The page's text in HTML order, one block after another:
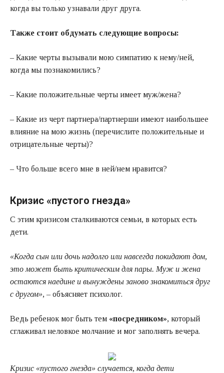
когда вы только узнавали друг друга.
Также стоит обдумать следующие вопросы:
– Какие черты вызывали мою симпатию к нему/ней,
когда мы познакомились?
– Какие положительные черты имеет муж/жена?
– Какие из черт партнера/партнерши имеют наибольшее
влияние на мою жизнь (перечислите положительные и
отрицательные черты)?
– Что больше всего мне в ней/нем нравится?
Кризис «пустого гнезда»
С этим кризисом сталкиваются семьи, в которых есть
дети.
«Когда сын или дочь надолго или навсегда покидают дом,
это может быть критическим для пары. Муж и жена
остаются наедине и вынуждены заново знакомиться друг
с другом», – объясняет психолог.
Ведь ребенок мог быть тем «посредником», который
сглаживал неловкое молчание и мог заполнять вечера.
Кризис «пустого гнезда» случается, когда дети